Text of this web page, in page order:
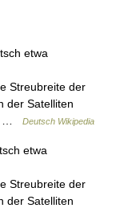
etwa
Streubreite der
der Satelliten
…
Deutsch Wikipedia
etwa
Streubreite der
der Satelliten